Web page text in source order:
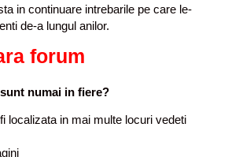
in continuare intrebarile pe care le-
de-a lungul anilor.
forum
sunt numai in fiere?
localizata in mai multe locuri vedeti